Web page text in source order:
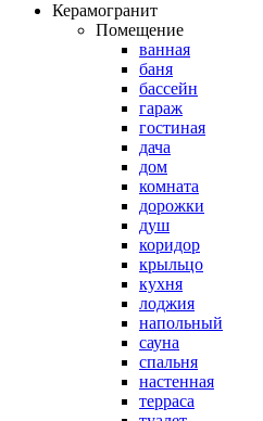
Керамогранит
Помещение
ванная
баня
бассейн
гараж
гостиная
дача
дом
комната
дорожки
душ
коридор
крыльцо
кухня
лоджия
напольный
сауна
спальня
настенная
терраса